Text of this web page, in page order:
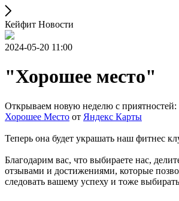
Кейфит Новости
2024-05-20 11:00
"Хорошее место"
Открываем новую неделю с
Хорошее Место от Яндекс Карты
Теперь она будет украшать наш фитнес
Благодарим вас, что выбираете нас,
отзывами и достижениями, которые
следовать вашему успеху и тоже